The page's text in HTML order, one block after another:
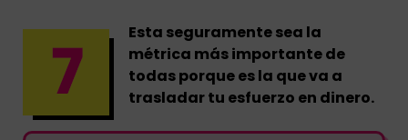
Esta seguramente sea la
métrica más importante de
todas porque es la que va a
trasladar tu esfuerzo en dinero.